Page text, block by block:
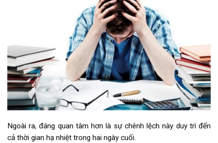
Ngoài ra, đáng quan tâm hơn là sự chênh lệch này duy trì đến
cả thời gian hạ nhiệt trong hai ngày cuối.